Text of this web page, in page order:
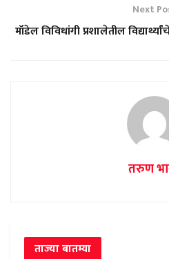
Next
मॉडेल विविधांगी प्रशालेतील
तरुण
ताज्या बातम्या